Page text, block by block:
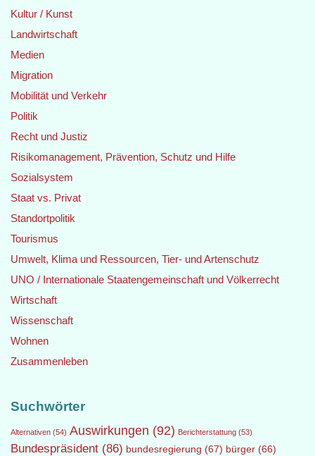
Kultur / Kunst
Landwirtschaft
Medien
Migration
Mobilität und Verkehr
Politik
Recht und Justiz
Risikomanagement, Prävention, Schutz und Hilfe
Sozialsystem
Staat vs. Privat
Standortpolitik
Tourismus
Umwelt, Klima und Ressourcen, Tier- und Artenschutz
UNO / Internationale Staatengemeinschaft und Völkerrecht
Wirtschaft
Wissenschaft
Wohnen
Zusammenleben
Suchwörter
Alternativen (54) Auswirkungen (92) Berichterstattung (53)
Bundespräsident (86) bundesregierung (67) bürger (66)